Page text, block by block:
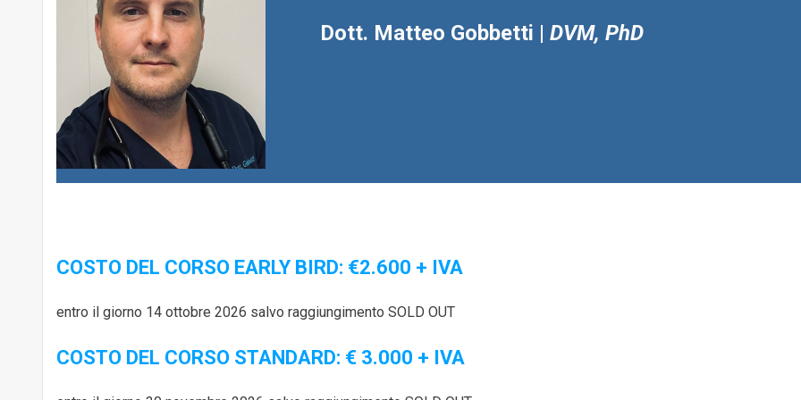
Dott. Matteo Gobbetti |DVM, PhD
COSTO DEL CORSO EARLY BIRD: €2.600 + IVA
entro il giorno 14 ottobre 2026 salvo raggiungimento SOLD OUT
COSTO DEL CORSO STANDARD: € 3.000 + IVA